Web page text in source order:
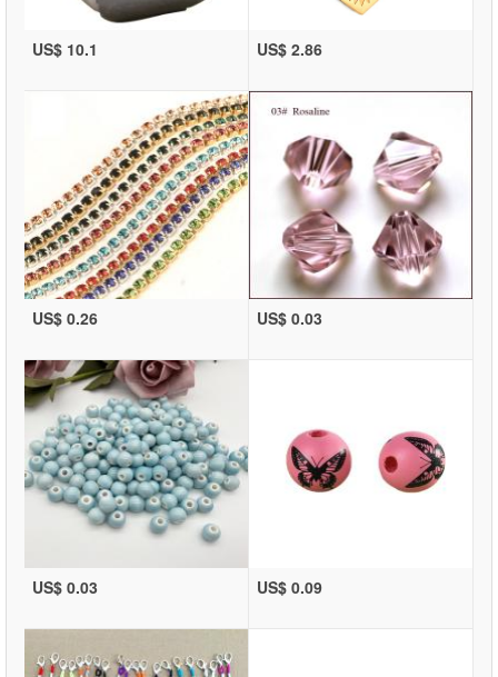
US$ 10.1 US$ 2.86
US$ 0.26 US$ 0.03
US$ 0.03 US$ 0.09